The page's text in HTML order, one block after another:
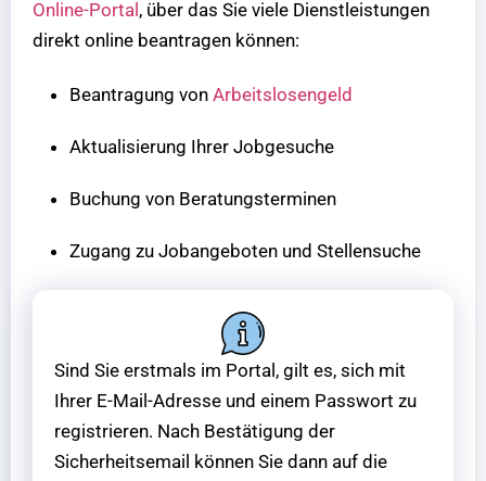
Online-Portal , über das Sie viele Dienstleistungen
direkt online beantragen können:
Beantragung von Arbeitslosengeld
Aktualisierung Ihrer Jobgesuche
Buchung von Beratungsterminen
Zugang zu Jobangeboten und Stellensuche
Sind Sie erstmals im Portal, gilt es, sich mit
Ihrer E-Mail-Adresse und einem Passwort zu
registrieren. Nach Bestätigung der
Sicherheitsemail können Sie dann auf die